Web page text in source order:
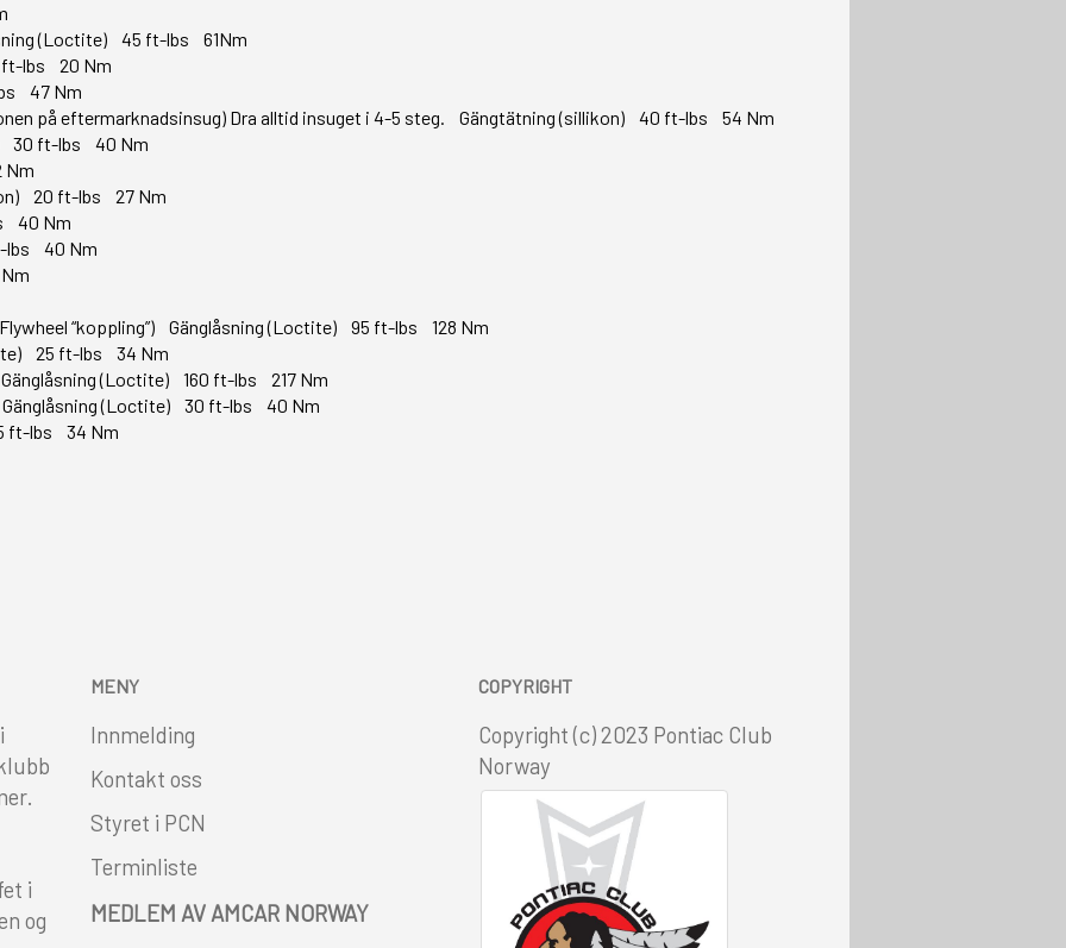
(Loctite) 45 ft-lbs 61Nm
lbs 20 Nm
47 Nm
på eftermarknadsinsug) Dra alltid insuget i 4-5 steg. Gängtätning (sillikon) 40 ft-lbs 54 Nm
30 ft-lbs 40 Nm
20 ft-lbs 27 Nm
40 Nm
lbs 40 Nm
Flywheel “koppling”) Gänglåsning (Loctite) 95 ft-lbs 128 Nm
25 ft-lbs 34 Nm
(Loctite) 160 ft-lbs 217 Nm
(Loctite) 30 ft-lbs 40 Nm
ft-lbs 34 Nm
i
og
MENY
Innmelding
Kontakt oss
Styret i PCN
Terminliste
MEDLEM AV AMCAR NORWAY
COPYRIGHT
Copyright (c) 2023 Pontiac Club
Norway